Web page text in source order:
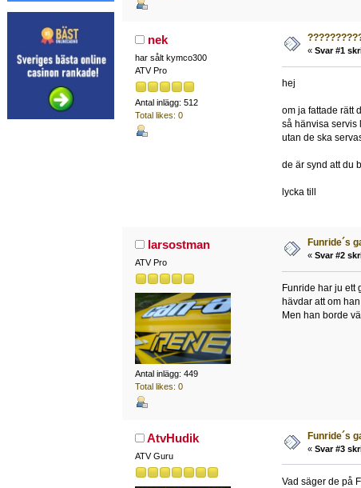
nek
har sålt kymco300
ATV Pro
Antal inlägg: 512
Total likes: 0
« Svar #1
hej
om ja fattade rätt
så hänvisa servis
utan de ska
de är synd att du
lycka till
larsostman
ATV Pro
Antal inlägg: 449
Total likes: 0
Funride´s
« Svar #2
Funride har ju ett
hävdar att om
Men han borde
AtvHudik
ATV Guru
Funride´s
« Svar #3
Vad säger de på